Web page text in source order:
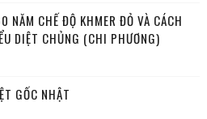
NĂM CHẾ ĐỘ KHMER ĐỎ VÀ CÁCH
DIỆT CHỦNG (CHI PHƯƠNG)
GỐC NHẬT